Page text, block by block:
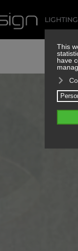
LIGHTING